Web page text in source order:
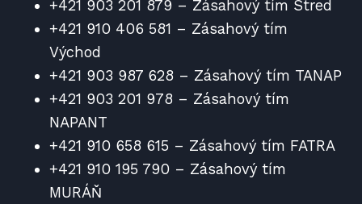
+421 903 201 879 – Zásahový tím Stred
+421 910 406 581 – Zásahový tím
Východ
+421 903 987 628 – Zásahový tím TANAP
+421 903 201 978 – Zásahový tím
NAPANT
+421 910 658 615 – Zásahový tím FATRA
+421 910 195 790 – Zásahový tím
MURÁŇ